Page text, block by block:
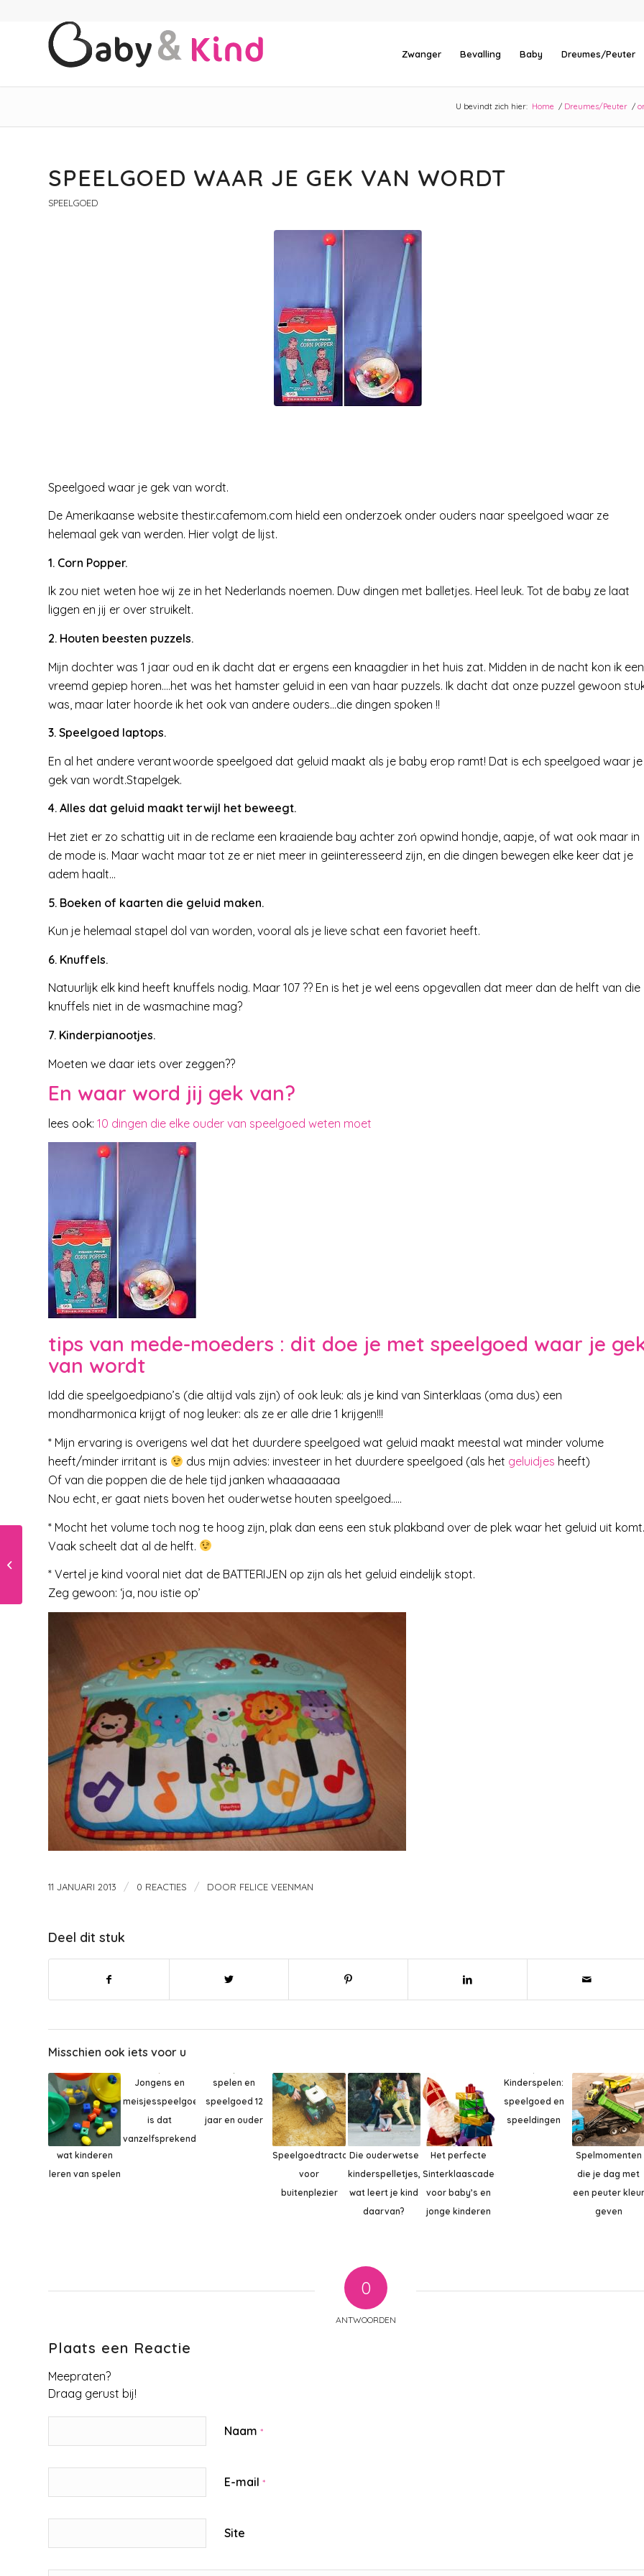
Zwanger Bevalling Baby Dreumes/Peuter
U bevindt zich hier: Home / Dreumes/Peuter /
SPEELGOED WAAR JE GEK VAN WORDT
SPEELGOED
Speelgoed waar je gek van wordt.
De Amerikaanse website thestir.cafemom.com hield een onderzoek onder ouders naar speelgoed waar ze
helemaal gek van werden. Hier volgt de lijst.
1. Corn Popper.
Ik zou niet weten hoe wij ze in het Nederlands noemen. Duw dingen met balletjes. Heel leuk. Tot de baby ze laat
liggen en jij er over struikelt.
2. Houten beesten puzzels.
Mijn dochter was 1 jaar oud en ik dacht dat er ergens een knaagdier in het huis zat. Midden in de nacht kon ik een
vreemd gepiep horen….het was het hamster geluid in een van haar puzzels. Ik dacht dat onze puzzel gewoon
was, maar later hoorde ik het ook van andere ouders…die dingen spoken !!
3. Speelgoed laptops.
En al het andere verantwoorde speelgoed dat geluid maakt als je baby erop ramt! Dat is ech speelgoed waar je
gek van wordt.Stapelgek.
4. Alles dat geluid maakt terwijl het beweegt.
Het ziet er zo schattig uit in de reclame een kraaiende bay achter zoń opwind hondje, aapje, of wat ook maar in
de mode is. Maar wacht maar tot ze er niet meer in geiinteresseerd zijn, en die dingen bewegen elke keer dat je
adem haalt…
5. Boeken of kaarten die geluid maken.
Kun je helemaal stapel dol van worden, vooral als je lieve schat een favoriet heeft.
6. Knuffels.
Natuurlijk elk kind heeft knuffels nodig. Maar 107 ?? En is het je wel eens opgevallen dat meer dan de helft van die
knuffels niet in de wasmachine mag?
7. Kinderpianootjes.
Moeten we daar iets over zeggen??
En waar word jij gek van?
lees ook: 10 dingen die elke ouder van speelgoed weten moet
tips van mede-moeders : dit doe je met speelgoed waar je
van wordt
Idd die speelgoedpiano’s (die altijd vals zijn) of ook leuk: als je kind van Sinterklaas (oma dus) een
mondharmonica krijgt of nog leuker: als ze er alle drie 1 krijgen!!!
* Mijn ervaring is overigens wel dat het duurdere speelgoed wat geluid maakt meestal wat minder volume
heeft/minder irritant is
dus mijn advies: investeer in het duurdere speelgoed (als het geluidjes heeft)
Of van die poppen die de hele tijd janken whaaaaaaaa
Nou echt, er gaat niets boven het ouderwetse houten speelgoed…..
* Mocht het volume toch nog te hoog zijn, plak dan eens een stuk plakband over de plek waar het geluid uit komt.
Vaak scheelt dat al de helft.
* Vertel je kind vooral niet dat de BATTERIJEN op zijn als het geluid eindelijk stopt.
Zeg gewoon: ‘ja, nou istie op’
11 JANUARI 2013 / 0 REACTIES / DOOR FELICE VEENMAN
Deel dit stuk
Misschien ook iets voor u
wat kinderen
leren van spelen
Jongens en
meisjesspeelgoed,
is dat
vanzelfsprekend?
spelen en
speelgoed 12
jaar en ouder
Speelgoedtractoren
voor
buitenplezier
Die ouderwetse
kinderspelletjes,
wat leert je kind
daarvan?
Het perfecte
Sinterklaascadeau
voor baby’s en
jonge kinderen
Kinderspelen:
speelgoed en
speeldingen
Spelmomenten
die je dag met
een peuter kleur
geven
0
ANTWOORDEN
Plaats een Reactie
Meepraten?
Draag gerust bij!
Naam *
E-mail *
Site